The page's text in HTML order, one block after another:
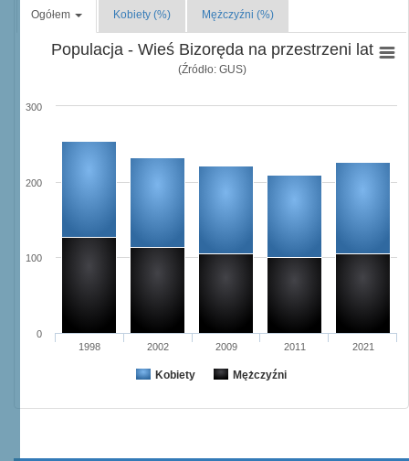
Ogółem Kobiety (%) Mężczyźni (%)
Populacja - Wieś Bizoręda na przestrzeni lat
(Źródło: GUS)
Kobiety Mężczyźni
1998 2002 2009 2011 2021
0
100
200
300